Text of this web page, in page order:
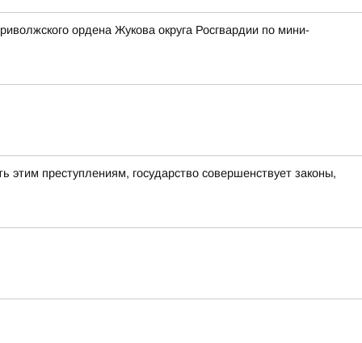
ордена Жукова округа Росгвардии по мини-
преступлениям, государство совершенствует законы,